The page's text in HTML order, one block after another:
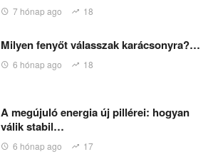
7 hónap ago 18
Milyen fenyőt válasszak karácsonyra?…
6 hónap ago 18
A megújuló energia új pillérei: hogyan
válik stabil…
6 hónap ago 17